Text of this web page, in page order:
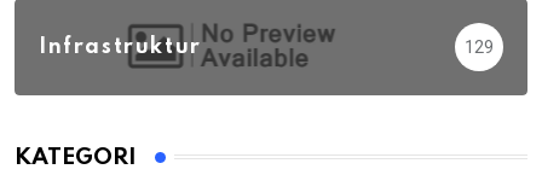
Infrastruktur 129
KATEGORI